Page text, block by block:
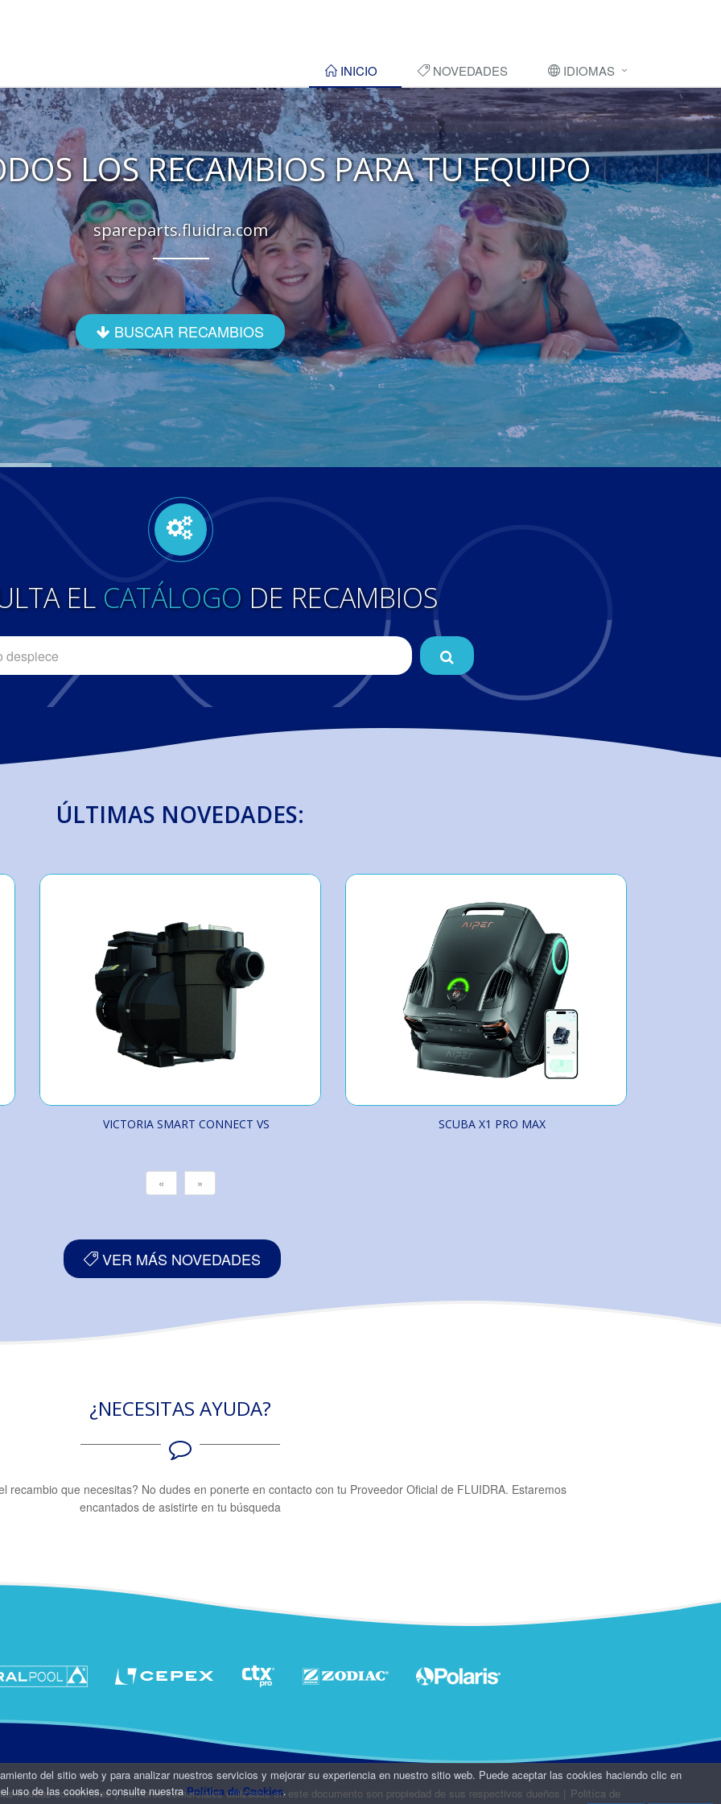
INICIO NOVEDADES IDIOMAS
LOS RECAMBIOS PARA TU EQUIPO
spareparts.fluidra.com
BUSCAR RECAMBIOS
EL CATÁLOGODE RECAMBIOS
ÚLTIMAS NOVEDADES:
VICTORIA SMART CONNECT VS SCUBA X1 PRO MAX
« »
VER MÁS NOVEDADES
¿NECESITAS AYUDA?
recambio que necesitas? No dudes en ponerte en contacto con tu Proveedor Oficial de FLUIDRA. Estaremos
encantados de asistirte en tu búsqueda
marcas comerciales y nombres comerciales utilizados en este documento son propiedad de sus respectivos dueños | Politíca de
del sitio web y para analizar nuestros servicios y mejorar su experiencia en nuestro sitio web. Puede aceptar las cookies haciendo clic en
uso de las cookies, consulte nuestraPolítica de Cookies.